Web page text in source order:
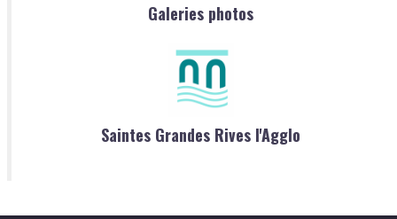
Galeries photos
Saintes Grandes Rives l'Agglo